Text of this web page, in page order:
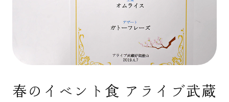
春のイベント食 アライブ武蔵